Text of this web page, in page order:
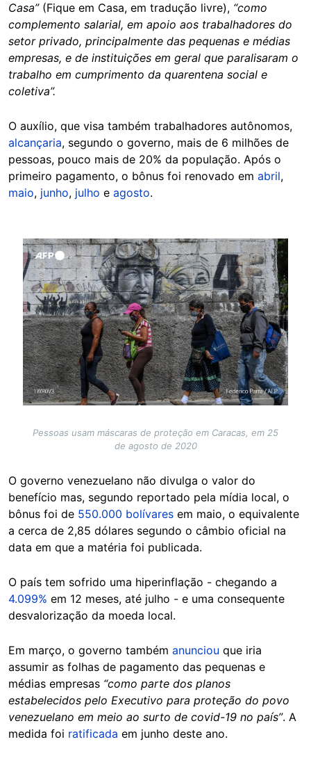
Casa”(Fique em Casa, em tradução livre), “como
complemento salarial, em apoio aos trabalhadores do
setor privado, principalmente das pequenas e médias
empresas, e de instituições em geral que paralisaram o
trabalho em cumprimento da quarentena social e
coletiva”.
O auxílio, que visa também trabalhadores autônomos,
alcançaria, segundo o governo, mais de 6 milhões de
pessoas, pouco mais de 20% da população. Após o
primeiro pagamento, o bônus foi renovado em abril,
maio, junho, julho e agosto.
Image
Pessoas usam máscaras de proteção em Caracas, em 25
de agosto de 2020
O governo venezuelano não divulga o valor do
benefício mas, segundo reportado pela mídia local, o
bônus foi de 550.000 bolívares em maio, o equivalente
a cerca de 2,85 dólares segundo o câmbio oficial na
data em que a matéria foi publicada.
O país tem sofrido uma hiperinflação - chegando a
4.099% em 12 meses, até julho - e uma consequente
desvalorização da moeda local.
Em março, o governo também anunciou que iria
assumir as folhas de pagamento das pequenas e
médias empresas “como parte dos planos
estabelecidos pelo Executivo para proteção do povo
venezuelano em meio ao surto de covid-19 no país”. A
medida foi ratificada em junho deste ano.